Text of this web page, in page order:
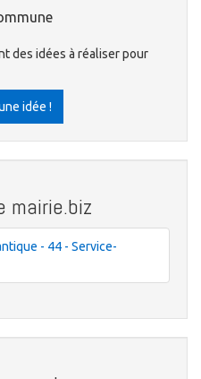
des idées à réaliser pour
idée !
mairie.biz
- 44 - Service-